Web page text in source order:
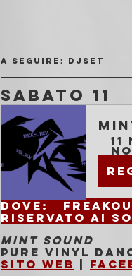
A seguire: djset
SABATO 11
Dove:
Riservato ai
MINT SOUND
Pure vinyl
Sito web |